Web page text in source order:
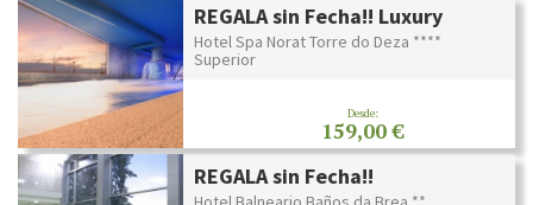
REGALA sin Fecha!! Luxury
Hotel Spa Norat Torre do Deza ****
Superior
Desde:
159,00 €
REGALA sin Fecha!!